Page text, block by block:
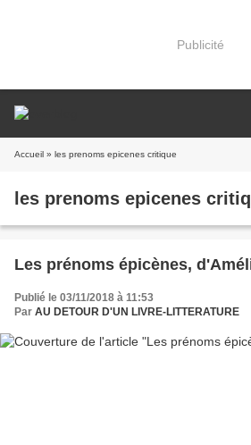
Publicité
Accueil » les prenoms epicenes critique
les prenoms epicenes
Les prénoms épicènes,
Publié le 03/11/2018 à 11:53
Par AU DETOUR D'UN LIVRE-LITTERATURE